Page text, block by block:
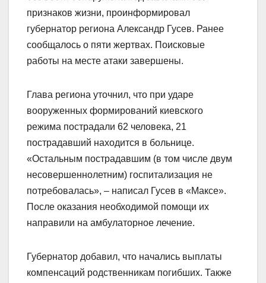
признаков жизни, проинформировал
губернатор региона Александр Гусев. Ранее
сообщалось о пяти жертвах. Поисковые
работы на месте атаки завершены.
Глава региона уточнил, что при ударе
вооруженных формирований киевского
режима пострадали 62 человека, 21
пострадавший находится в больнице.
«Остальным пострадавшим (в том числе двум
несовершеннолетним) госпитализация не
потребовалась», – написал Гусев в «Максе».
После оказания необходимой помощи их
направили на амбулаторное лечение.
Губернатор добавил, что начались выплаты
компенсаций родственникам погибших. Также